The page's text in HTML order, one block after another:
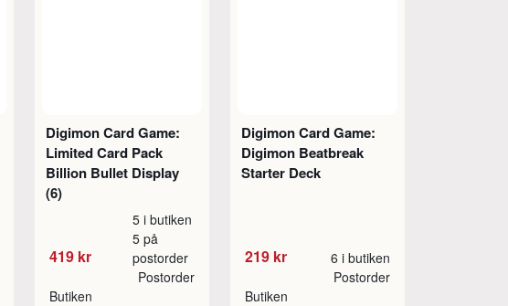
Digimon Card Game:
Limited Card Pack
Billion Bullet Display
(6)
419 kr
5 i butiken
5 på
postorder
Butiken
Postorder
Digimon Card Game:
Digimon Beatbreak
Starter Deck
219 kr 6 i butiken
Butiken
Postorder